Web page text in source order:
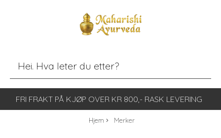
FRI FRAKT PÅ KJØP OVER KR 800,- RASK LEVERING
Hjem Merker